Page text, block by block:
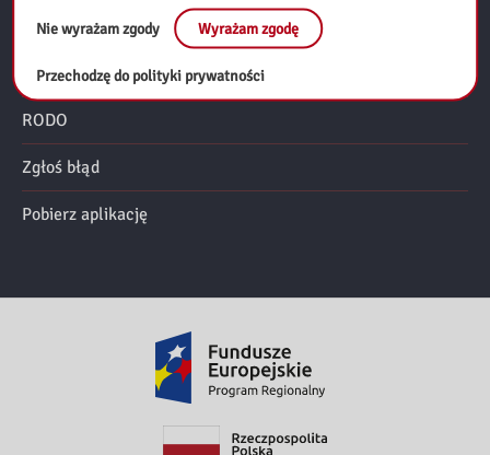
Polityka prywatności
Deklaracja dostępności
RODO
Zgłoś błąd
Pobierz aplikację
Nie wyrażam zgody Wyrażam zgodę
Przechodzę do polityki prywatności